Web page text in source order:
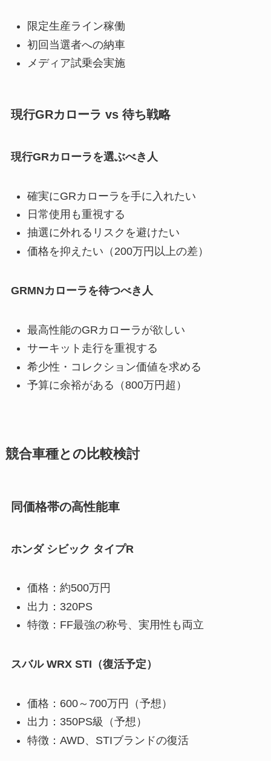
限定生産ライン稼働
初回当選者への納車
メディア試乗会実施
現行GRカローラ vs 待ち戦略
現行GRカローラを選ぶべき人
確実にGRカローラを手に入れたい
日常使用も重視する
抽選に外れるリスクを避けたい
価格を抑えたい（200万円以上の差）
GRMNカローラを待つべき人
最高性能のGRカローラが欲しい
サーキット走行を重視する
希少性・コレクション価値を求める
予算に余裕がある（800万円超）
競合車種との比較検討
同価格帯の高性能車
ホンダ シビック タイプR
価格：約500万円
出力：320PS
特徴：FF最強の称号、実用性も両立
スバル WRX STI（復活予定）
価格：600～700万円（予想）
出力：350PS級（予想）
特徴：AWD、STIブランドの復活